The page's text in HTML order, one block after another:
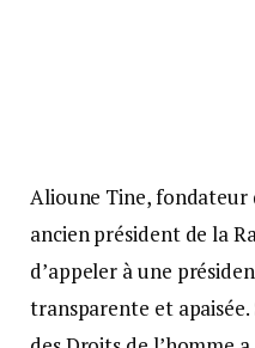
Alioune Tine, fondateur
ancien président de la
d’appeler à une
transparente et